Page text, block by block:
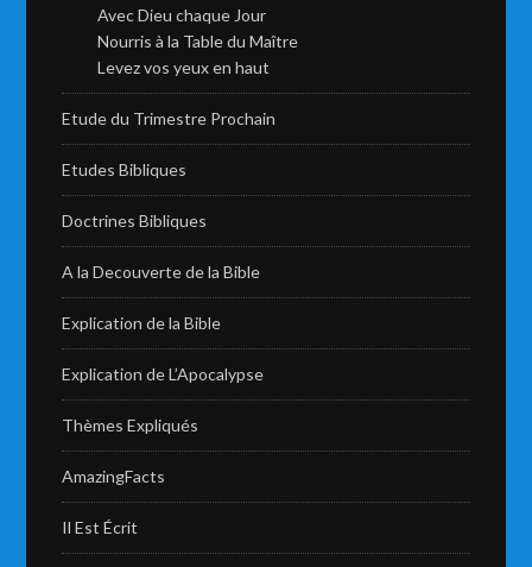
Avec Dieu chaque Jour
Nourris à la Table du Maître
Levez vos yeux en haut
Etude du Trimestre Prochain
Etudes Bibliques
Doctrines Bibliques
A la Decouverte de la Bible
Explication de la Bible
Explication de L’Apocalypse
Thèmes Expliqués
AmazingFacts
Il Est Écrit